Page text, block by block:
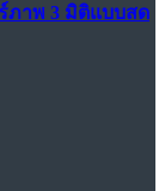
ร์ภาพ 3 มิติแบบสด